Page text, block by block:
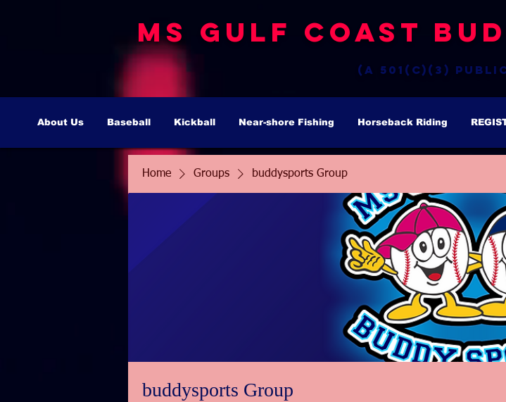
MS Gulf Coast
(a 501(c)(3)
About Us Baseball Kickball Near-shore Fishing Horseback Riding
Home Groups buddysports Group
buddysports Group